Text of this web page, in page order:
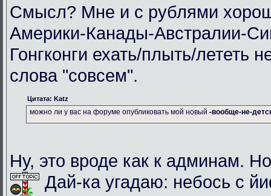
Смысл? Мне и с рублями
Америки-Канады-Австралии-
Гонгконги ехать/плыть/лететь
слова "совсем".
Цитата: Katz
можно ли у вас на форуме опубликовать мой новый -вообще-не-
Ну, это вроде как к админам.
Дай-ка угадаю: небось с